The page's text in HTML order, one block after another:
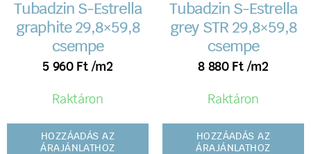
Tubadzin S-Estrella
graphite 29,8×59,8
csempe
5 960 Ft /m2
Raktáron
HOZZÁADÁS AZ
ÁRAJÁNLATHOZ
Tubadzin S-Estrella
grey STR 29,8×59,8
csempe
8 880 Ft /m2
Raktáron
HOZZÁADÁS AZ
ÁRAJÁNLATHOZ